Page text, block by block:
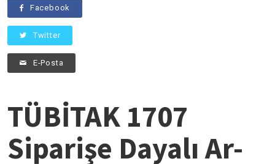
Facebook
Twitter
E-Posta
TÜBİTAK 1707
Siparişe Dayalı Ar-